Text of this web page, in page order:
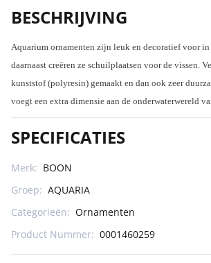
BESCHRIJVING
Aquarium ornamenten zijn leuk en decoratief voor in
daarnaast creëren ze schuilplaatsen voor de vissen.
kunststof (polyresin) gemaakt en dan ook zeer
voegt een extra dimensie aan de onderwaterwereld
SPECIFICATIES
Merk: BOON
Groep: AQUARIA
Categorieën: Ornamenten
Product Nummer: 0001460259